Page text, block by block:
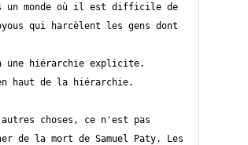
un monde où il est difficile de
qui harcèlent les gens dont
choses, ce n'est pas
de la mort de Samuel Paty. Les